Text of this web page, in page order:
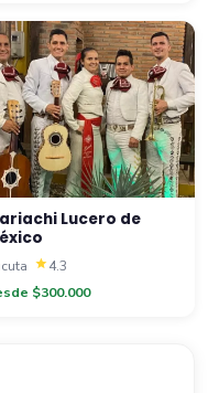
Lucero de
4.3
$300.000